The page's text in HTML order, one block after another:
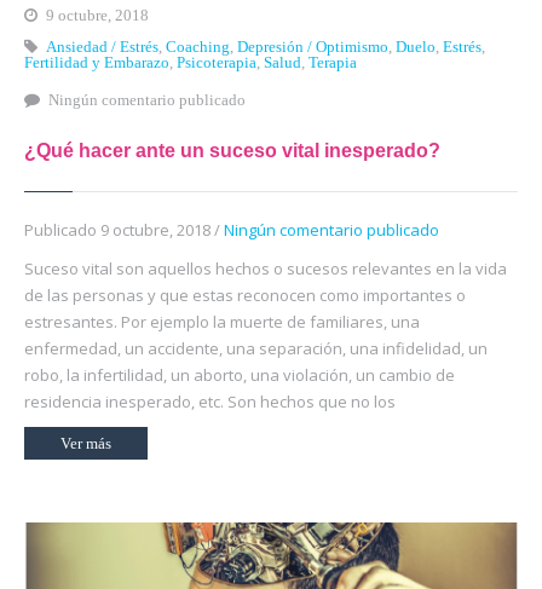
Blog
Contacto
9 octubre, 2018
Ansiedad / Estrés Coaching Depresión / Optimismo Duelo Estrés
Fertilidad y Embarazo Psicoterapia Salud Terapia
Ningún comentario publicado
¿Qué hacer ante un suceso vital inesperado?
Publicado 9 octubre, 2018 /Ningún comentario publicado
Suceso vital son aquellos hechos o sucesos relevantes en la vida
de las personas y que estas reconocen como importantes o
estresantes. Por ejemplo la muerte de familiares, una
enfermedad, un accidente, una separación, una infidelidad, un
robo, la infertilidad, un aborto, una violación, un cambio de
residencia inesperado, etc. Son hechos que no los
Ver más